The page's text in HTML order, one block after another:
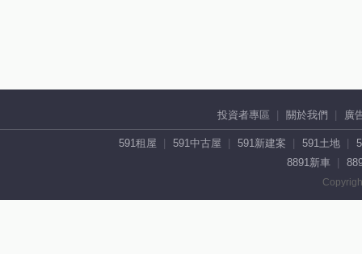
投資者專區 關於我們 廣
591租屋 591中古屋 591新建案 591土地
8891新車